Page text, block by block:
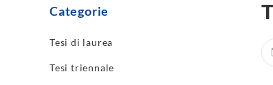
Categorie
Tesi di laurea
Tesi triennale